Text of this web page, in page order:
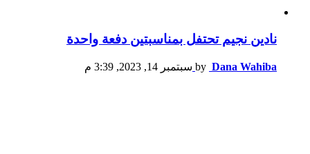
نادين نجيم تحتفل بمناسبتين دفعة واحدة
by Dana Wahiba سبتمبر 14, 2023, 3:39 م